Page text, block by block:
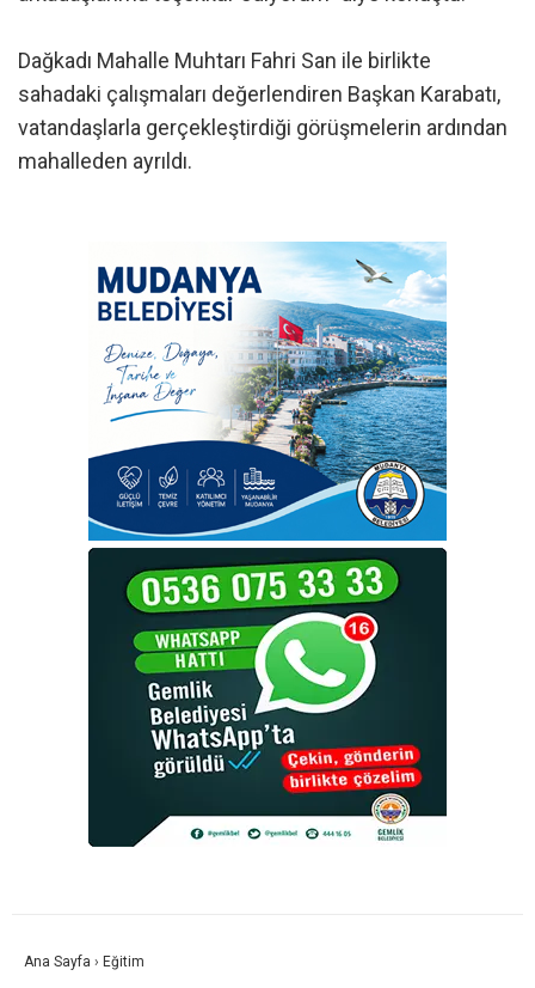
Dağkadı Mahalle Muhtarı Fahri San ile birlikte
sahadaki çalışmaları değerlendiren Başkan Karabatı,
vatandaşlarla gerçekleştirdiği görüşmelerin ardından
mahalleden ayrıldı.
Ana Sayfa › Eğitim